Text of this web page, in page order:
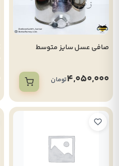
صافی عسل سایز متوسط
4,050,000تومان